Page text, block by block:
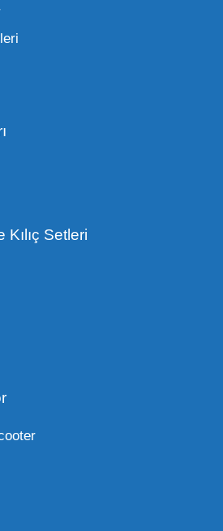
öne çıkan ve en çok
kategorilerimiz:
yumuşak dokulu sevilen
keşfederek koleksiyonunuza
ekleyebilirsiniz.
tercih edilentoptan eğitici
yıllarda en çok satın aldığı
arasında yer almaktadır.
sunulmaktadır.
küçük oyuncaklar, bakkallar,
küçük oyuncaklar toptan
düşük maliyetlerle yüksek
Setleri